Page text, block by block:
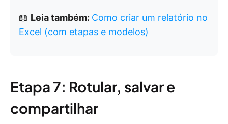
📖 Leia também: Como criar um relatório no
Excel (com etapas e modelos)
Etapa 7: Rotular, salvar e
compartilhar